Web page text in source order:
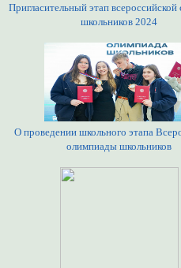
Пригласительный этап
школьников 2024
О проведении школьного этапа
олимпиады школьников